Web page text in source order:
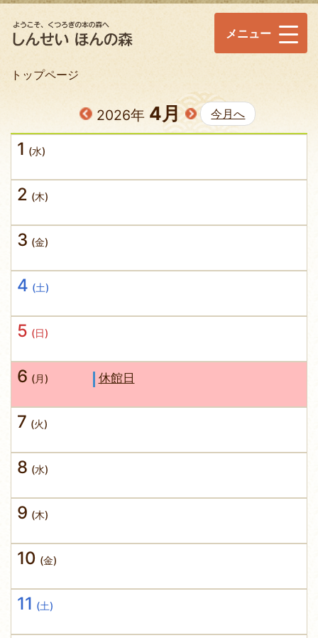
メニュー
トップページ
2026年 4月 今月へ
1 (水)
2 (木)
3 (金)
4 (土)
5 (日)
6 (月) 休館日
7 (火)
8 (水)
9 (木)
10 (金)
11 (土)